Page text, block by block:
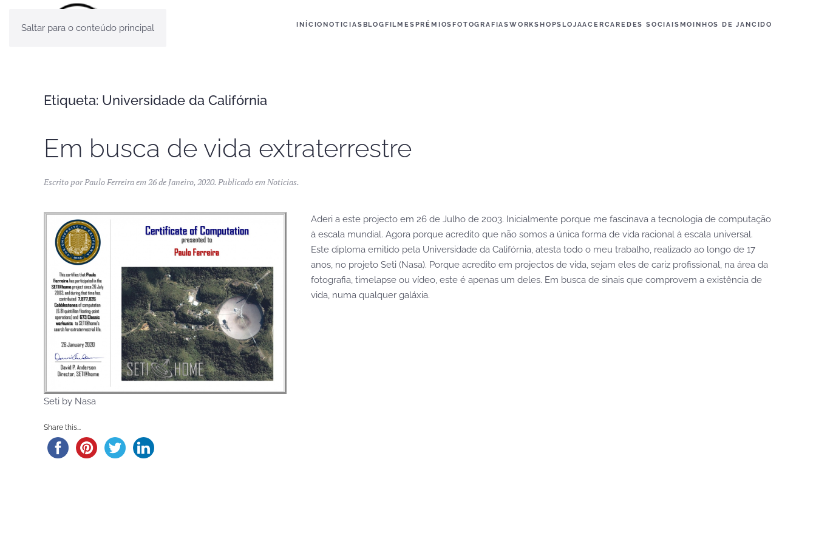
Saltar para o conteúdo principal INÍCIONOTICIASBLOGFILMESPRÉMIOSFOTOGRAFIASWORKSHOPSLOJAACERCAREDES SOCIAISMOINHOS DE JANCIDO
Etiqueta: Universidade da Califórnia
Em busca de vida extraterrestre
Escrito porPaulo Ferreiraem26 de Janeiro, 2020. Publicado emNoticias.
Seti by Nasa
Aderi a este projecto em 26 de Julho de 2003. Inicialmente porque me fascinava a tecnologia de computação
à escala mundial. Agora porque acredito que não somos a única forma de vida racional à escala universal.
Este diploma emitido pela Universidade da Califórnia, atesta todo o meu trabalho, realizado ao longo de 17
anos, no projeto Seti (Nasa). Porque acredito em projectos de vida, sejam eles de cariz profissional, na área da
fotografia, timelapse ou vídeo, este é apenas um deles. Em busca de sinais que comprovem a existência de
vida, numa qualquer galáxia.
Share this...